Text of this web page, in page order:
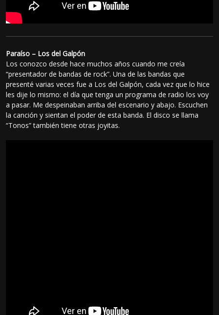
Paraíso – Los del Galpón
Los conozco desde hace muchos años cuando me creía
“presentador de bandas de rock”. Una de las bandas que
presenté varias veces fue a Los del Galpón, cada vez que lo hice
les dije lo mismo: el día que tenga un programa de radio los voy
a pasar. Me despeinaban arriba del escenario y abajo. Escuchen
la canción y sientan el poder de esta banda. El disco se llama
“Tonos” también tiene otras joyitas.